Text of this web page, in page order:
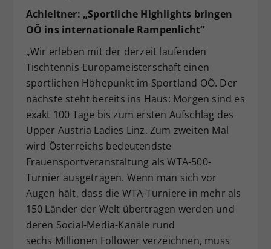
Achleitner: „Sportliche Highlights bringen
OÖ ins internationale Rampenlicht“
„Wir erleben mit der derzeit laufenden
Tischtennis-Europameisterschaft einen
sportlichen Höhepunkt im Sportland OÖ. Der
nächste steht bereits ins Haus: Morgen sind es
exakt 100 Tage bis zum ersten Aufschlag des
Upper Austria Ladies Linz. Zum zweiten Mal
wird Österreichs bedeutendste
Frauensportveranstaltung als WTA-500-
Turnier ausgetragen. Wenn man sich vor
Augen hält, dass die WTA-Turniere in mehr als
150 Länder der Welt übertragen werden und
deren Social-Media-Kanäle rund
sechs Millionen Follower verzeichnen, muss